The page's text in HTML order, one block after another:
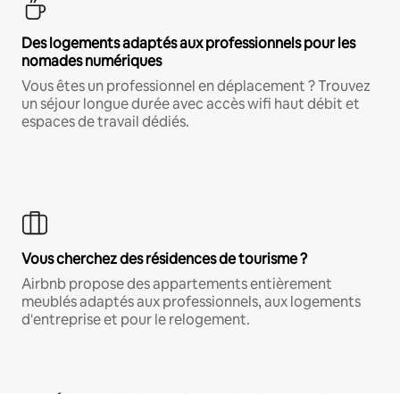
Des logements adaptés aux professionnels pour les
nomades numériques
Vous êtes un professionnel en déplacement ? Trouvez
un séjour longue durée avec accès wifi haut débit et
espaces de travail dédiés.
Vous cherchez des résidences de tourisme ?
Airbnb propose des appartements entièrement
meublés adaptés aux professionnels, aux logements
d'entreprise et pour le relogement.